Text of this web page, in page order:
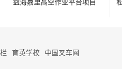
益海嘉里高空作业平台项目 松
育英学校
中国叉车网